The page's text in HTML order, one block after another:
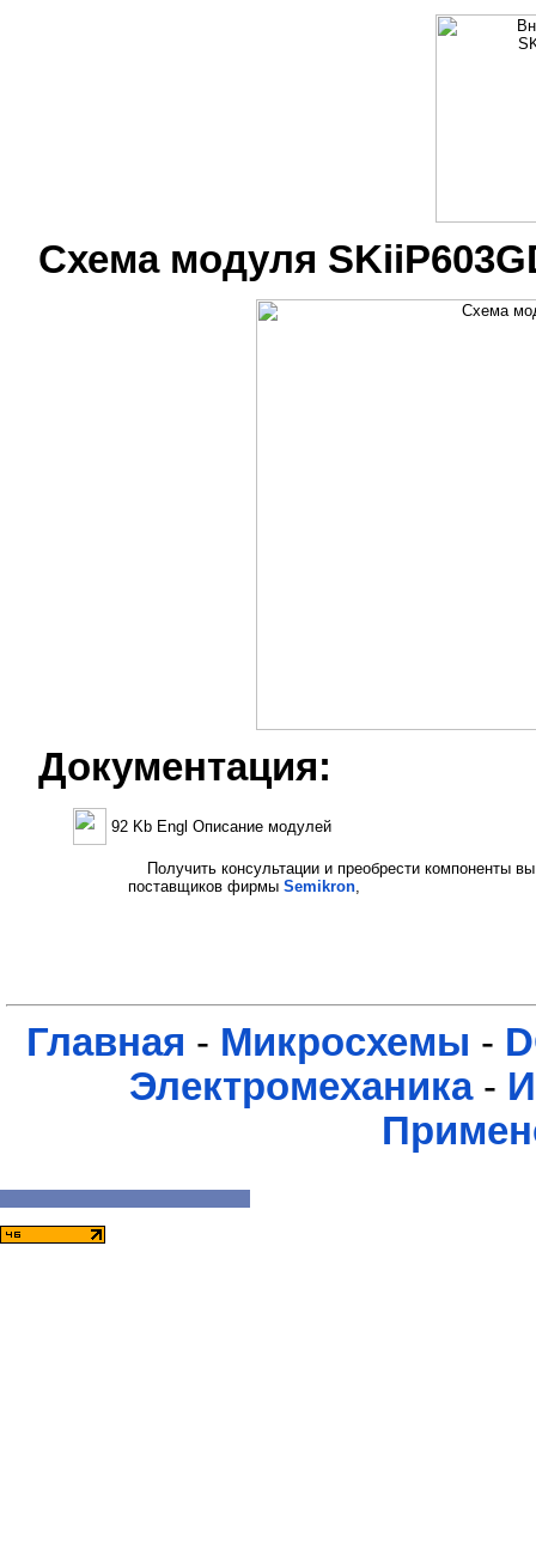
Схема модуля
Документация:
92 Kb Engl Описание модулей
Получить консультации и преобрести компоненты
поставщиков фирмы Semikron,
Главная - Микросхемы -
Электромеханика-